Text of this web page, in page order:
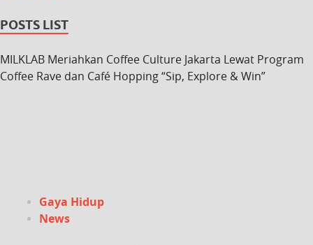
POSTS LIST
MILKLAB Meriahkan Coffee Culture Jakarta Lewat Program
Coffee Rave dan Café Hopping “Sip, Explore & Win”
Gaya Hidup
News